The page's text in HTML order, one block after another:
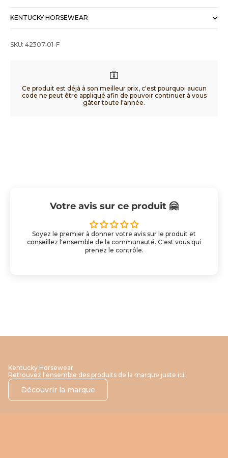
KENTUCKY HORSEWEAR
SKU: 42307-01-F
Ce produit est déjà à son meilleur prix, c'est pourquoi aucun
code ne peut être appliqué afin de pouvoir continuer à vous
gâter toute l'année.
Votre avis sur ce produit 🤗
Soyez le premier à donner votre avis sur le produit et
conseillez l'ensemble de la communauté. C'est vous qui
prenez le contrôle.
Kentucky Horsewear
Retrouvez l'ensemble des produits de la marque juste ici.
Découvrir la marque